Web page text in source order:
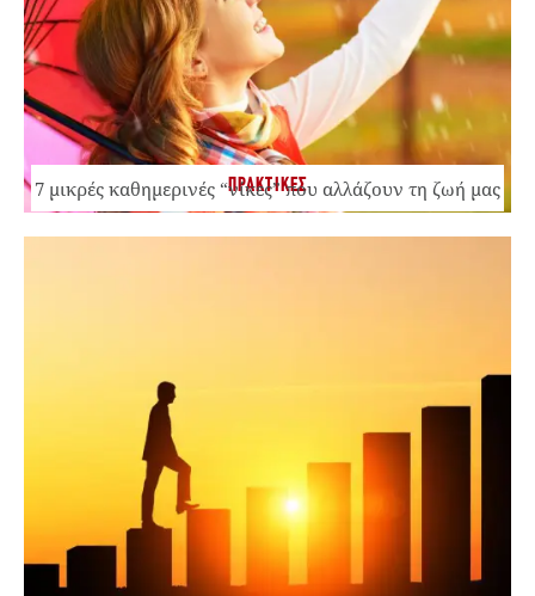
ΠΡΑΚΤΙΚΕΣ
7 μικρές καθημερινές “νίκες” που αλλάζουν τη ζωή μας